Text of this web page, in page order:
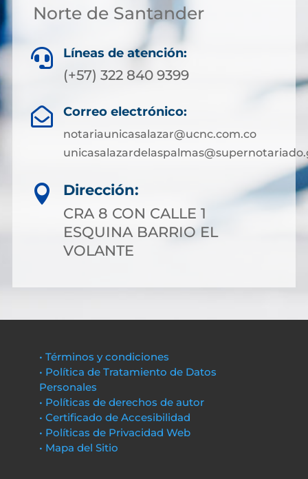
Norte de Santander
 Líneas de atención:
(+57) 322 840 9399
 Correo electrónico:
notariaunicasalazar@ucnc.com.co

Dirección:
CRA 8 CON CALLE 1
ESQUINA BARRIO EL
VOLANTE
• Términos y condiciones
• Política de Tratamiento de Datos
Personales
• Políticas de derechos de autor
• Certificado de Accesibilidad
• Políticas de Privacidad Web
• Mapa del Sitio